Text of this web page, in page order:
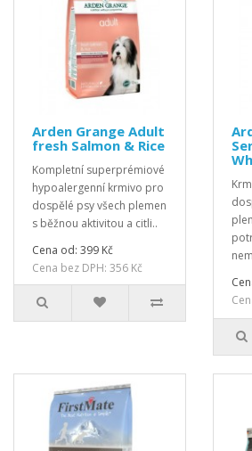
Arden Grange Adult
fresh Salmon & Rice
Kompletní superprémiové
hypoalergenní krmivo pro
dospělé psy všech plemen
s běžnou aktivitou a citli..
Cena od: 399 Kč
Cena bez DPH: 356 Kč